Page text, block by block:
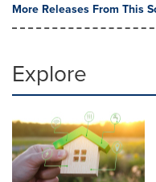
More Releases From This
Explore